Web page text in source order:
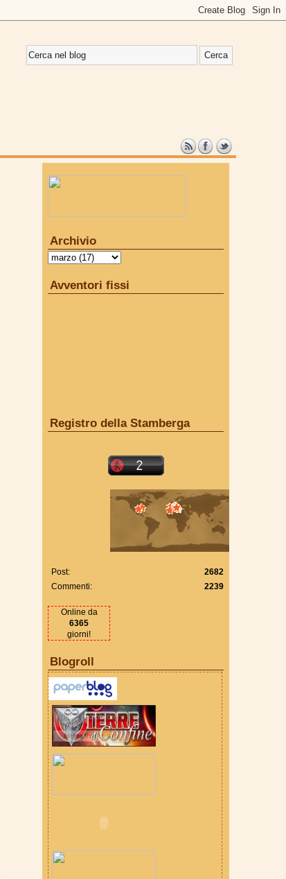
Archivio
Avventori fissi
Registro della Stamberga
Post:
2682
Commenti:
2239
Online da
6365
giorni!
Blogroll